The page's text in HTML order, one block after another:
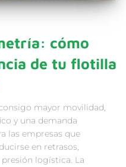
cómo
de tu flotilla
mayor movilidad,
y una demanda
las empresas que
en retrasos,
logística. La